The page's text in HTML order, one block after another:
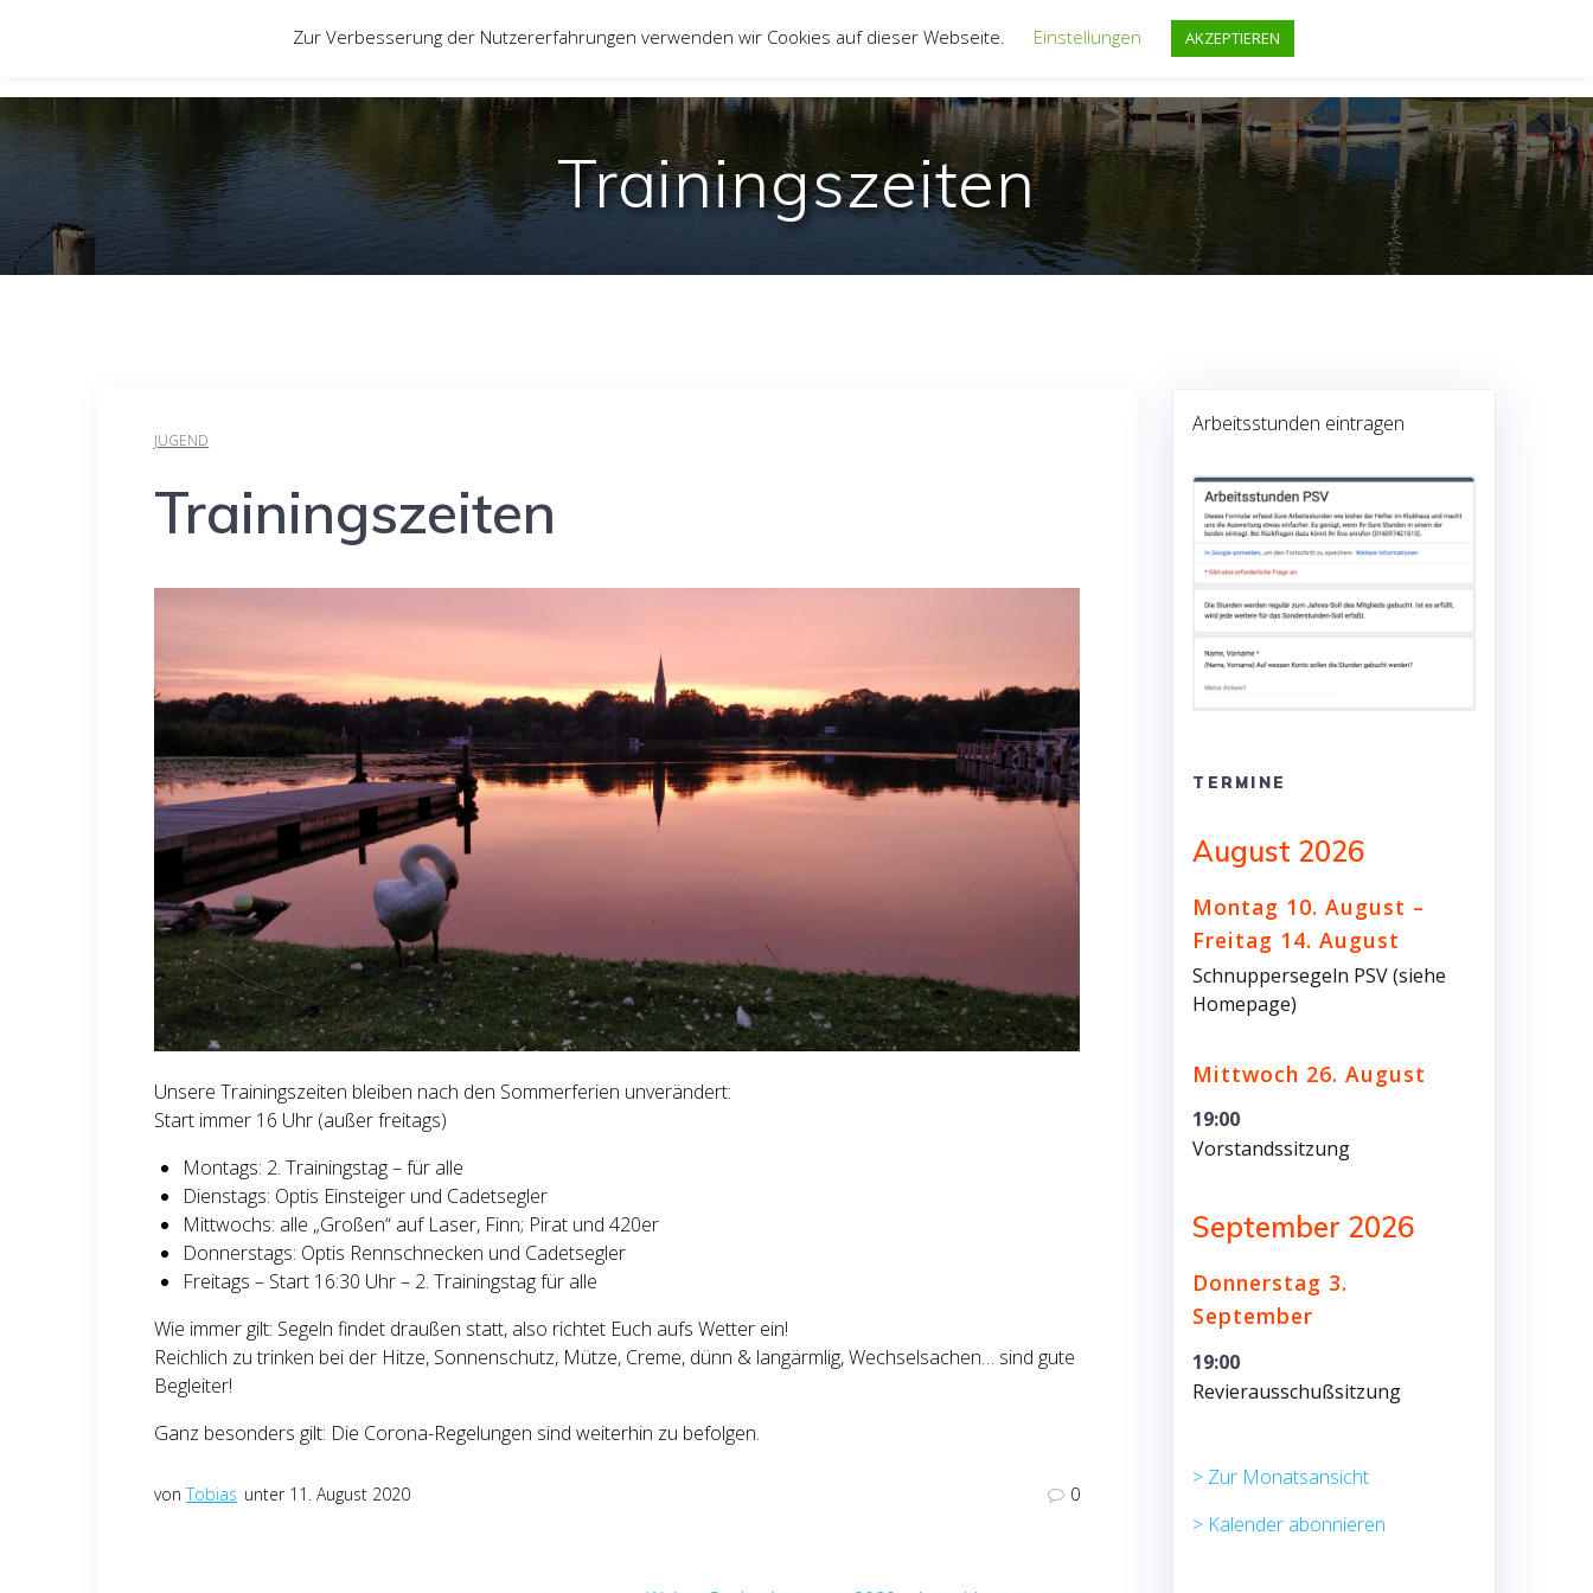
UNSER VEREIN JUGEND JOLLENTREFF REGATTEN FAHRTENSEGELN
Trainingszeiten
JUGEND
Trainingszeiten
Unsere Trainingszeiten bleiben nach den Sommerferien unverändert:
Start immer 16 Uhr (außer freitags)
Montags: 2. Trainingstag – für alle
Dienstags: Optis Einsteiger und Cadetsegler
Mittwochs: alle „Großen“ auf Laser, Finn; Pirat und 420er
Donnerstags: Optis Rennschnecken und Cadetsegler
Freitags – Start 16:30 Uhr – 2. Trainingstag für alle
Wie immer gilt: Segeln findet draußen statt, also richtet Euch aufs Wetter ein!
Reichlich zu trinken bei der Hitze, Sonnenschutz, Mütze, Creme, dünn & langärmlig, Wechselsachen… sind gute
Begleiter!
Ganz besonders gilt: Die Corona-Regelungen sind weiterhin zu befolgen.
vonTobias unter 11. August 2020 0
Arbeitsstunden eintragen
TERMINE
August 2026
Montag 10. August –
Freitag 14. August
Schnuppersegeln PSV (siehe
Homepage)
Mittwoch 26. August
19:00
Vorstandssitzung
September 2026
Donnerstag 3.
September
19:00
Revierausschußsitzung
> Zur Monatsansicht
> Kalender abonnieren
Zur Verbesserung der Nutzererfahrungen verwenden wir Cookies auf dieser Webseite. Einstellungen AKZEPTIEREN